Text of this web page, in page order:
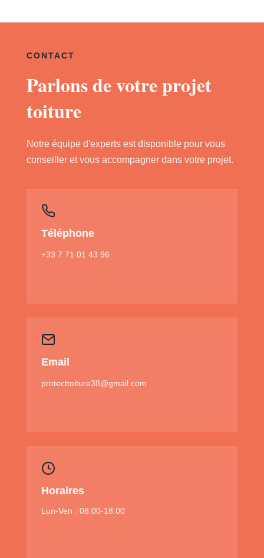
CONTACT
Parlons de votre projet
toiture
Notre équipe d'experts est disponible pour vous
conseiller et vous accompagner dans votre projet.
Téléphone
+33 7 71 01 43 96
Email
protecttoiture38@gmail.com
Horaires
Lun-Ven : 08:00-18:00